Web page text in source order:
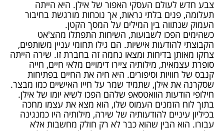
צבע חדש לעולם העסקי האפור של אילן. היא הייתה
תעלומה, פנים בלתי נראות, אך נוכחות מורגשת בחיבור
העמוק שנתווה בין המילים על המסך הקטן.
כשהימים הפכו לשבועות, השיחות התפתלו מהצ'אט
הקבוצתי להודעות אישיות. הם גילו תחומי עניין משותפים,
צחקו מאותן בדיחות ומצאו נחמה זה בחברת זו. שירה הייתה
סופרת עצמאית, מילותיה ציירו דימויים מלאי חיים, חייה
קנבס של חוויות וסיפורים. היא חיה את החיים בפתיחות
שסקרנה את אילן, שתמיד שמר על חייו האישיים כמו מבצר.
חילופי הודעות הוואטסאפ שלהם הפכו לשיא יומו של אילן.
בתוך לוח הזמנים העמוס שלו, הוא מצא את עצמו מחכה
בכיליון עיניים להודעותיה של שירה, מילותיה היו כמנגינה
עבורו. הוא הבין שהוא כבר לא רק חולק מחשבות אלא